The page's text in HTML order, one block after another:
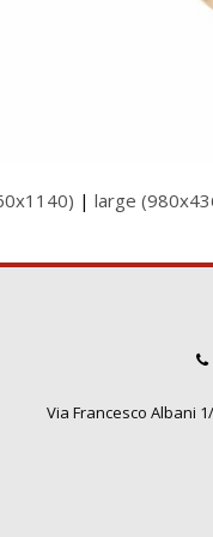
| large
Via Francesco Albani 1/